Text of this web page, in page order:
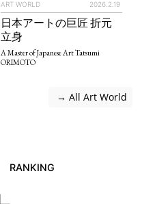
ART WORLD 2026.2.19
日本アートの巨匠 折元
立身
A Master of Japanese Art Tatsumi
ORIMOTO
→ All Art World
RANKING